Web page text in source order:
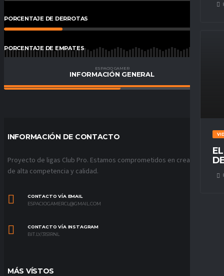
PORCENTAJE DE DERROTAS
PORCENTAJE DE EMPATES
PORCENTAJE DE VICTORIAS
ESPACIO GAMER
INFORMACIÓN GENERAL
INFORMACIÓN DE CONTACTO
Proyecto de ligas Club Pro. Estamos comprometidos en crear ligas
de alta competencia y calidad.
CONTACTO VÍA EMAIL
ESPACIOGAMERCL@GMAIL.COM
CONTACTO VÍA INSTAGRAM
BIT.LY/31S1RNL
MÁS VÍSTOS